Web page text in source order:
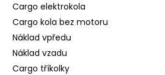
Cargo elektrokola
Cargo kola bez motoru
Náklad vpředu
Náklad vzadu
Cargo tříkolky